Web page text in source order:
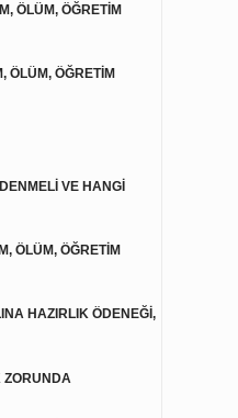
ÖLÜM, ÖĞRETİM
ÖLÜM, ÖĞRETİM
VE HANGİ
ÖLÜM, ÖĞRETİM
HAZIRLIK ÖDENEĞİ,